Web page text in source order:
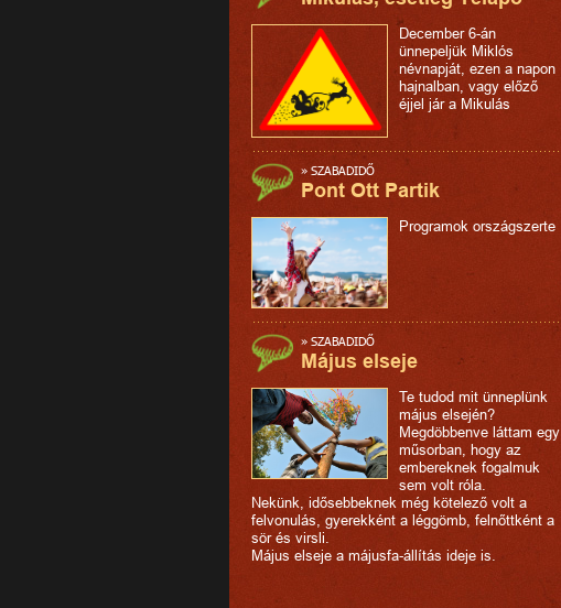
December 6-án
ünnepeljük Miklós
névnapját, ezen a napon
hajnalban, vagy előző
éjjel jár a Mikulás
» SZABADIDŐ
Pont Ott Partik
Programok országszerte
» SZABADIDŐ
Május elseje
Te tudod mit ünneplünk
május elsején?
Megdöbbenve láttam egy
műsorban, hogy az
embereknek fogalmuk
sem volt róla.
Nekünk, idősebbeknek még kötelező volt a
felvonulás, gyerekként a léggömb, felnőttként a
sör és virsli.
Május elseje a májusfa-állítás ideje is.